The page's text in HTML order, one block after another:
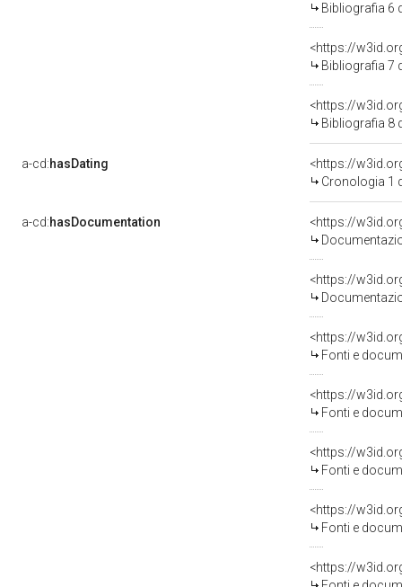
Bibliografia 6
<https://
Bibliografia 7
<https://
Bibliografia 8
a-cd:hasDating
<https://
Cronologia 1
a-cd:hasDocumentation
<https://
Fonti e
<https://
Fonti e
<https://
Fonti e
<https://
Fonti e
<https://